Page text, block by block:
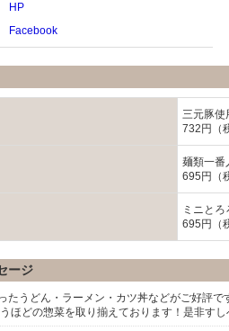
HP
Facebook
三元豚使
732円（
麺類一番
695円（
ミニと
695円（
ージ
たうどん・ラーメン・カツ丼などがご好評
ほどの惣菜を取り揃えております！是非す